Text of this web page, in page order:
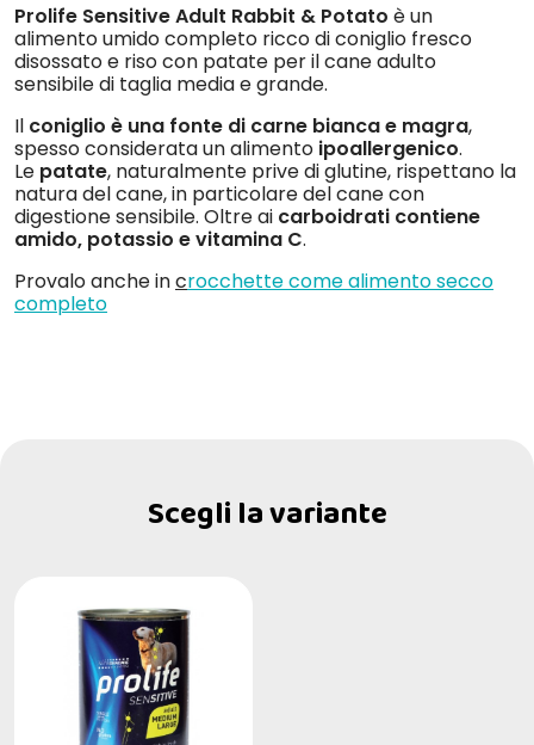
Prolife Sensitive Adult Rabbit & Potato è un
alimento umido completo ricco di coniglio fresco
disossato e riso con patate per il cane adulto
sensibile di taglia media e grande.
Il coniglio è una fonte di carne bianca e magra,
spesso considerata un alimento ipoallergenico.
Le patate, naturalmente prive di glutine, rispettano la
natura del cane, in particolare del cane con
digestione sensibile. Oltre ai carboidrati contiene
amido, potassio e vitamina C.
Provalo anche incrocchette come alimento secco
completo
Scegli la variante